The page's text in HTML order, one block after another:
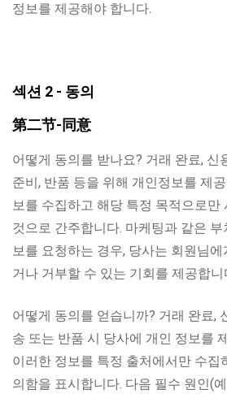
정보를 제공해야 합니다.
섹션 2 - 동의
第二节-同意
어떻게 동의를 받나요? 거래 완료, 신
준비, 반품 등을 위해 개인정보를 제
보를 수집하고 해당 특정 목적으로만
것으로 간주합니다. 마케팅과 같은
보를 요청하는 경우, 당사는 회원님
거나 거부할 수 있는 기회를 제공합니
어떻게 동의를 얻습니까? 거래 완료,
송 또는 반품 시 당사에 개인 정보를
이러한 정보를 특정 출처에서만 수집
의함을 표시합니다. 다음 필수 원인(